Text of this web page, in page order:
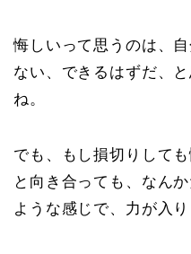
悔しいって思うのは、
ない、できるはずだ、
ね。
でも、もし損切りして
と向き合っても、なん
ような感じで、力が入り